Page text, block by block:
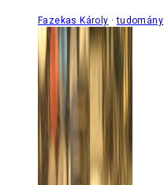
Fazekas Károly tudomány